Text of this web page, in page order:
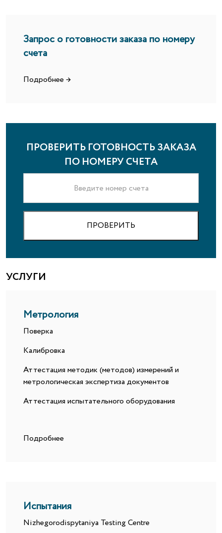
Запрос о готовности заказа по номеру
счета
Подробнее →
ПРОВЕРИТЬ ГОТОВНОСТЬ ЗАКАЗА
ПО НОМЕРУ СЧЕТА
ПРОВЕРИТЬ
УСЛУГИ
Метрология
Поверка
Калибровка
Аттестация методик (методов) измерений и
метрологическая экспертиза документов
Аттестация испытательного оборудования
Подробнее
Испытания
Nizhegorodispytaniya Testing Centre